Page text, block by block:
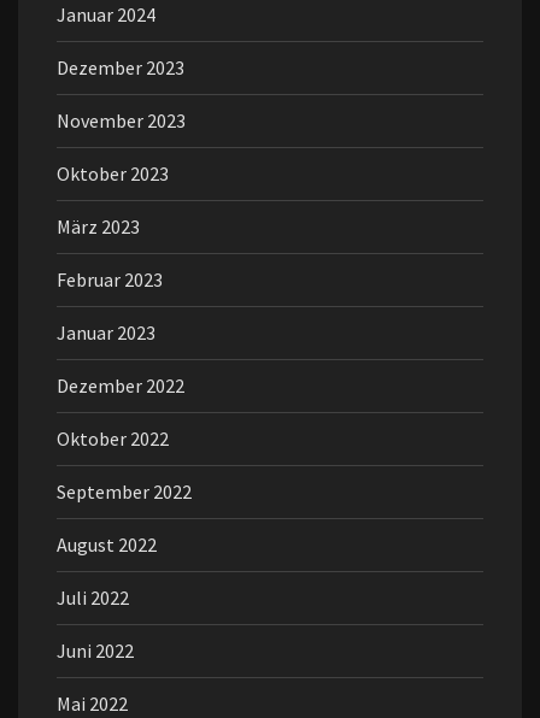
Januar 2024
Dezember 2023
November 2023
Oktober 2023
März 2023
Februar 2023
Januar 2023
Dezember 2022
Oktober 2022
September 2022
August 2022
Juli 2022
Juni 2022
Mai 2022